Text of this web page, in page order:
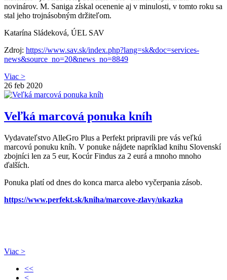
novinárov. M. Saniga získal ocenenie aj v minulosti, v tomto roku sa
stal jeho trojnásobným držiteľom.
Katarína Sládeková, ÚEL SAV
Zdroj: https://www.sav.sk/index.php?lang=sk&doc=services-
news&source_no=20&news_no=8849
Viac >
26 feb 2020
Veľká marcová ponuka kníh
Vydavateľstvo AlleGro Plus a Perfekt pripravili pre vás veľkú
marcovú ponuku kníh. V ponuke nájdete napríklad knihu Slovenskí
zbojníci len za 5 eur, Kocúr Findus za 2 eurá a mnoho mnoho
ďalších.
Ponuka platí od dnes do konca marca alebo vyčerpania zásob.
https://www.perfekt.sk/kniha/marcove-zlavy/ukazka
Viac >
<<
<